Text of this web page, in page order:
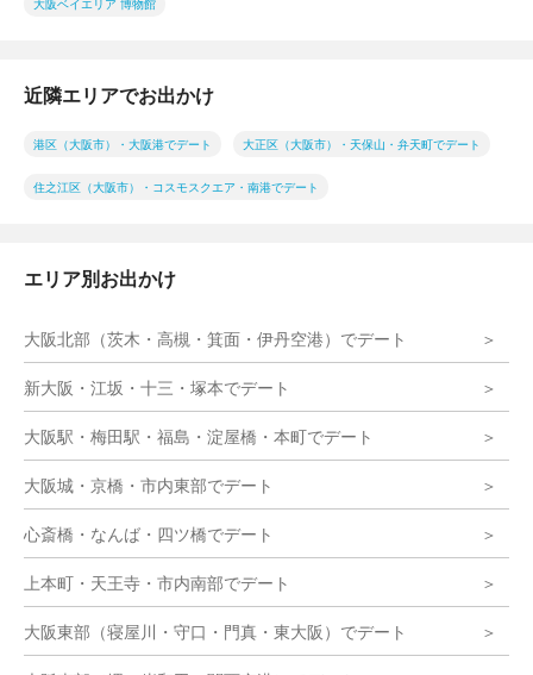
大阪ベイエリア 博物館
近隣エリアでお出かけ
港区（大阪市）・大阪港でデート 大正区（大阪市）・天保山・弁天町でデート
住之江区（大阪市）・コスモスクエア・南港でデート
エリア別お出かけ
大阪北部（茨木・高槻・箕面・伊丹空港）でデート
新大阪・江坂・十三・塚本でデート
大阪駅・梅田駅・福島・淀屋橋・本町でデート
大阪城・京橋・市内東部でデート
心斎橋・なんば・四ツ橋でデート
上本町・天王寺・市内南部でデート
大阪東部（寝屋川・守口・門真・東大阪）でデート